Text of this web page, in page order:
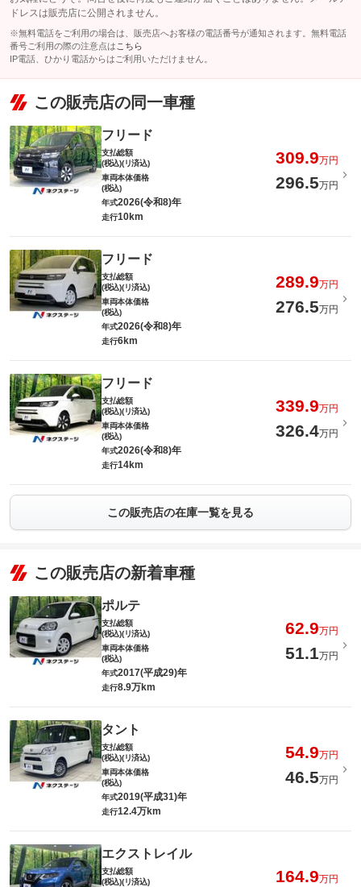
ドレスは販売店に公開されません。
※無料電話をご利用の場合は、販売店へお客様の電話番号が通知されます。無料電話
番号ご利用の際の注意点は こちら
IP電話、ひかり電話からはご利用いただけません。
この販売店の同一車種
フリード
支払総額
(税込)(リ済込)
309.9万円
車両本体価格
(税込)
296.5万円
年式2026(令和8)年
走行10km
フリード
支払総額
(税込)(リ済込)
289.9万円
車両本体価格
(税込)
276.5万円
年式2026(令和8)年
走行6km
フリード
支払総額
(税込)(リ済込)
339.9万円
車両本体価格
(税込)
326.4万円
年式2026(令和8)年
走行14km
この販売店の在庫一覧を見る
この販売店の新着車種
ポルテ
支払総額
(税込)(リ済込)
62.9万円
車両本体価格
(税込)
51.1万円
年式2017(平成29)年
走行8.9万km
タント
支払総額
(税込)(リ済込)
54.9万円
車両本体価格
(税込)
46.5万円
年式2019(平成31)年
走行12.4万km
エクストレイル
支払総額
(税込)(リ済込)
164.9万円